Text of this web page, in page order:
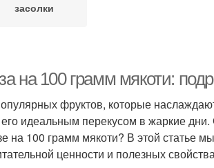
засолки
на 100 грамм мякоти:
фруктов, которые
идеальным перекусом в жаркие дни.
на 100 грамм мякоти? В этой
ценности и полезных